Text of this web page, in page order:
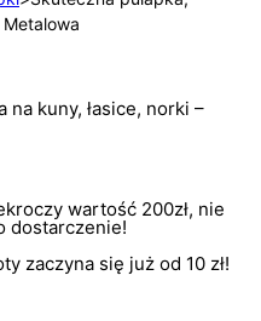
Metalowa
na kuny, łasice, norki –
wartość 200zł, nie
dostarczenie!
zaczyna się już od 10 zł!